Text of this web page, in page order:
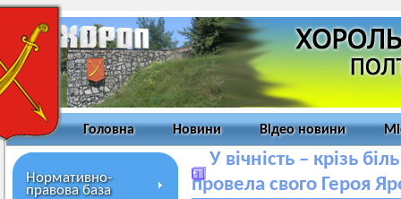
Головна Новини Відео новини
Нормативно-
правова база
У вічність – крізь
провела свого Героя